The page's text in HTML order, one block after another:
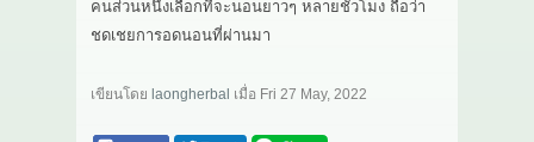
คนส่วนหนึ่งเลือกที่จะนอนยาวๆ หลายชั่วโมง ถือว่า
ชดเชยการอดนอนที่ผ่านมา
เขียนโดย laongherbal เมื่อ Fri 27 May, 2022